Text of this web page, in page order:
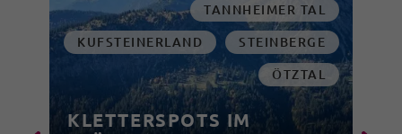
TANNHEIMER TAL
KUFSTEINERLAND
STEINBERGE
ÖTZTAL
KLETTERSPOTS IM